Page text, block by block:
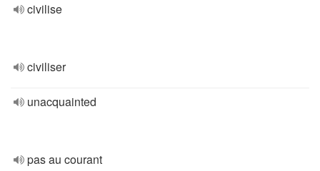
civilise
civiliser
unacquainted
pas au courant